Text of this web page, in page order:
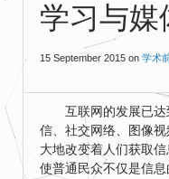
学习与媒
15 September 2015 on 学术
互联网的发展已达
信、社交网络、图像
大地改变着人们获取
使普通民众不仅是信